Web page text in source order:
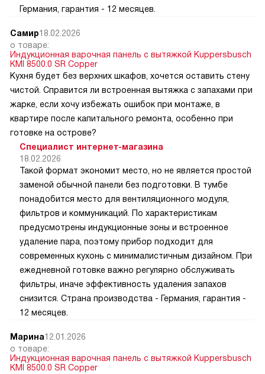
Германия, гарантия - 12 месяцев.
Самир18.02.2026
о товаре:
Индукционная варочная панель с вытяжкой Kuppersbusch
KMI 8500.0 SR Copper
Кухня будет без верхних шкафов, хочется оставить стену
чистой. Справится ли встроенная вытяжка с запахами при
жарке, если хочу избежать ошибок при монтаже, в
квартире после капитального ремонта, особенно при
готовке на острове?
Специалист интернет-магазина
18.02.2026
Такой формат экономит место, но не является простой
заменой обычной панели без подготовки. В тумбе
понадобится место для вентиляционного модуля,
фильтров и коммуникаций. По характеристикам
предусмотрены индукционные зоны и встроенное
удаление пара, поэтому прибор подходит для
современных кухонь с минималистичным дизайном. При
ежедневной готовке важно регулярно обслуживать
фильтры, иначе эффективность удаления запахов
снизится. Страна производства - Германия, гарантия -
12 месяцев.
Марина12.01.2026
о товаре:
Индукционная варочная панель с вытяжкой Kuppersbusch
KMI 8500.0 SR Copper